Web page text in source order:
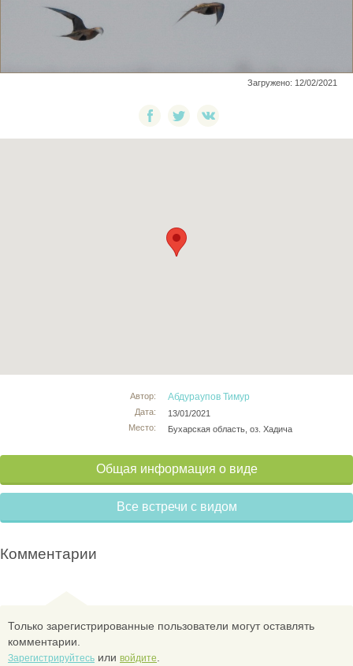
Загружено: 12/02/2021
Автор:
Дата:
Место:
Абдураупов Тимур
13/01/2021
Бухарская область, оз. Хадича
Общая информация о виде
Все встречи с видом
Комментарии
Только зарегистрированные пользователи могут оставлять
комментарии.
Зарегистрируйтесь или войдите